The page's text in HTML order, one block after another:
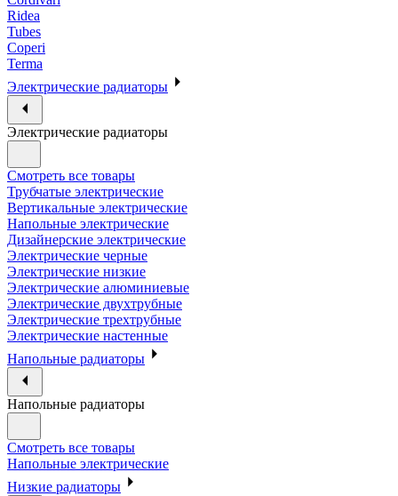
Ridea
Tubes
Coperi
Terma
Электрические радиаторы
Электрические радиаторы
Смотреть все товары
Трубчатые электрические
Вертикальные электрические
Напольные электрические
Дизайнерские электрические
Электрические черные
Электрические низкие
Электрические алюминиевые
Электрические двухтрубные
Электрические трехтрубные
Электрические настенные
Напольные радиаторы
Напольные радиаторы
Смотреть все товары
Напольные электрические
Низкие радиаторы